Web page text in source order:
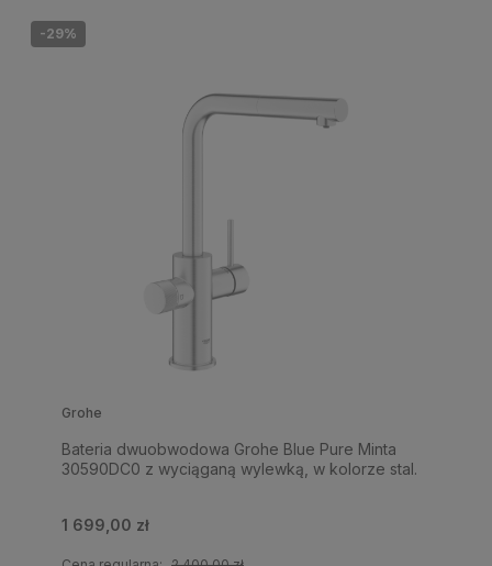
Grohe
Bateria dwuobwodowa Grohe Blue Pure Minta
30590DC0 z wyciąganą wylewką, w kolorze stal.
1 699,00 zł
-29%